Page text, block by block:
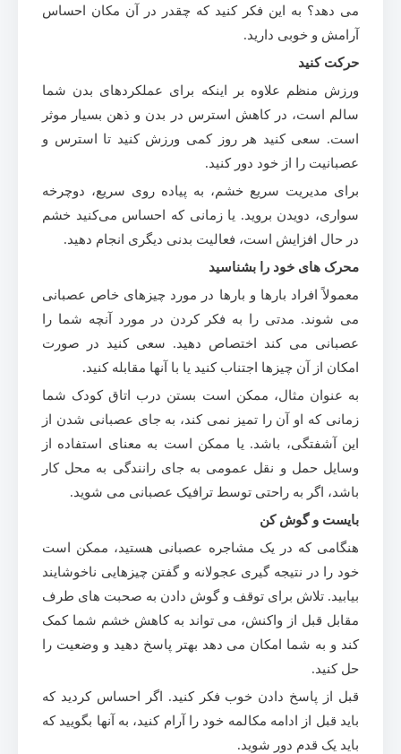
می دهد؟ به این فکر کنید که چقدر در آن مکان احساس
آرامش و خوبی دارید.
حرکت کنید
ورزش منظم علاوه بر اینکه برای عملکردهای بدن شما
سالم است، در کاهش استرس در بدن و ذهن بسیار موثر
است. سعی کنید هر روز کمی ورزش کنید تا استرس و
عصبانیت را از خود دور کنید.
برای مدیریت سریع خشم، به پیاده روی سریع، دوچرخه
سواری، دویدن بروید. یا زمانی که احساس می‌کنید خشم
در حال افزایش است، فعالیت بدنی دیگری انجام دهید.
محرک های خود را بشناسید
معمولاً افراد بارها و بارها در مورد چیزهای خاص عصبانی
می شوند. مدتی را به فکر کردن در مورد آنچه شما را
عصبانی می کند اختصاص دهید. سعی کنید در صورت
امکان از آن چیزها اجتناب کنید یا با آنها مقابله کنید.
به عنوان مثال، ممکن است بستن درب اتاق کودک شما
زمانی که او آن را تمیز نمی کند، به جای عصبانی شدن از
این آشفتگی، باشد. یا ممکن است به معنای استفاده از
وسایل حمل و نقل عمومی به جای رانندگی به محل کار
باشد، اگر به راحتی توسط ترافیک عصبانی می شوید.
بایست و گوش کن
هنگامی که در یک مشاجره عصبانی هستید، ممکن است
خود را در نتیجه گیری عجولانه و گفتن چیزهایی ناخوشایند
بیابید. تلاش برای توقف و گوش دادن به صحبت های طرف
مقابل قبل از واکنش، می تواند به کاهش خشم شما کمک
کند و به شما امکان می دهد بهتر پاسخ دهید و وضعیت را
حل کنید.
قبل از پاسخ دادن خوب فکر کنید. اگر احساس کردید که
باید قبل از ادامه مکالمه خود را آرام کنید، به آنها بگویید که
باید یک قدم دور شوید.